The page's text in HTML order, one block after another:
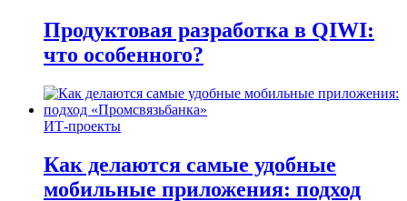
Продуктовая разработка в QIWI:
что особенного?
ИТ-проекты
Как делаются самые удобные
мобильные приложения: подход